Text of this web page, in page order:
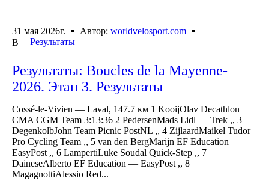
31 мая 2026г. Автор: worldvelosport.com
В
Результаты
Результаты: Boucles de la Mayenne-
2026. Этап 3. Результаты
Cossé-le-Vivien — Laval, 147.7 км 1 KooijOlav Decathlon
CMA CGM Team 3:13:36 2 PedersenMads Lidl — Trek ,, 3
DegenkolbJohn Team Picnic PostNL ,, 4 ZijlaardMaikel Tudor
Pro Cycling Team ,, 5 van den BergMarijn EF Education —
EasyPost ,, 6 LampertiLuke Soudal Quick-Step ,, 7
DaineseAlberto EF Education — EasyPost ,, 8
MagagnottiAlessio Red...